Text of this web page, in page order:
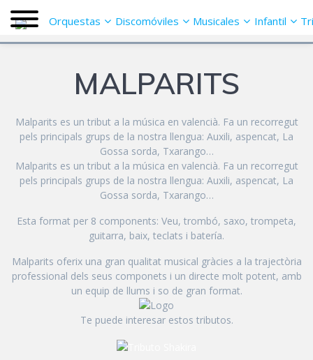
Orquestas Discomóviles Musicales Infantil
al
MALPARITS
Malparits es un tribut a la música en valencià. Fa un recorregut
pels principals grups de la nostra llengua: Auxili, aspencat, La
Gossa sorda, Txarango…
Malparits es un tribut a la música en valencià. Fa un recorregut
pels principals grups de la nostra llengua: Auxili, aspencat, La
Gossa sorda, Txarango…
Esta format per 8 components: Veu, trombó, saxo, trompeta,
guitarra, baix, teclats i batería.
Malparits oferix una gran qualitat musical gràcies a la trajectòria
professional dels seus componets i un directe molt potent, amb
un equip de llums i so de gran format.
Te puede interesar estos tributos.